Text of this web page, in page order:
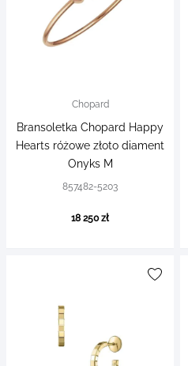
Chopard
Bransoletka Chopard Happy
Hearts różowe złoto diament
Onyks M
857482-5203
18 250 zł